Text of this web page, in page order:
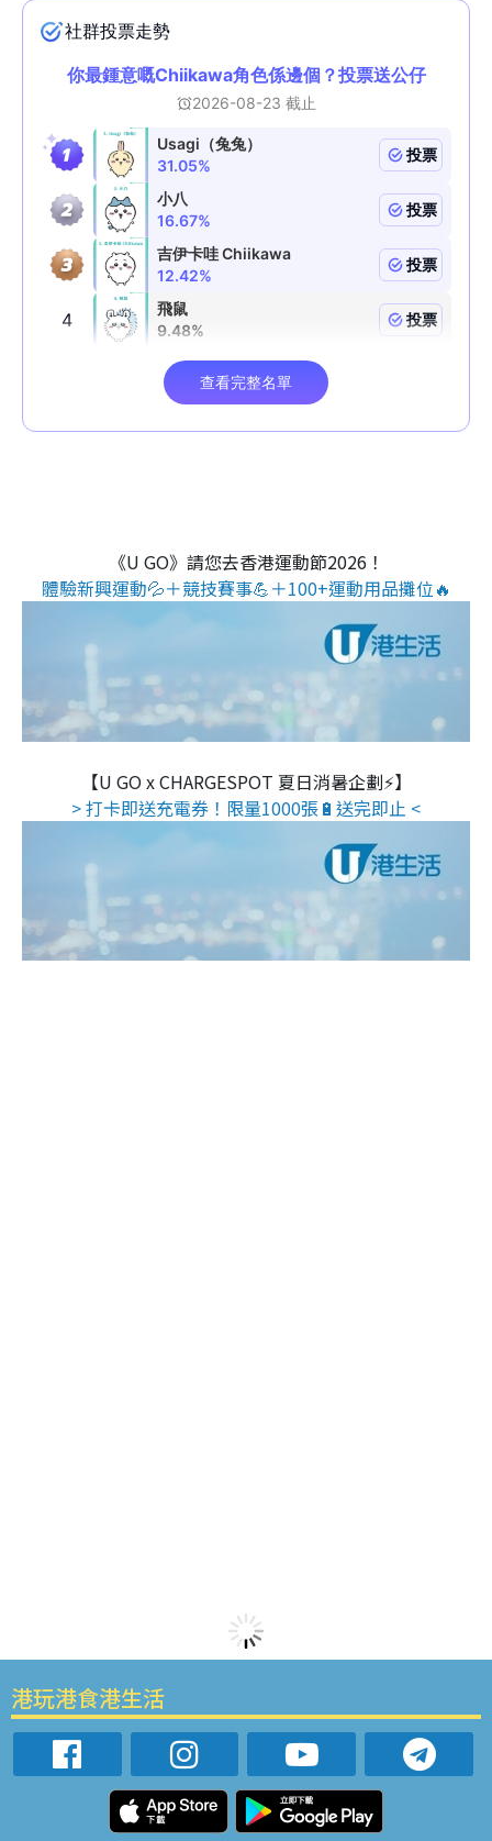
《U GO》請您去香港運動節2026！
體驗新興運動💦＋競技賽事💪＋100+運動用品攤位🔥
【U GO x CHARGESPOT 夏日消暑企劃⚡】
> 打卡即送充電券！限量1000張🔋送完即止 <
港玩港食港生活